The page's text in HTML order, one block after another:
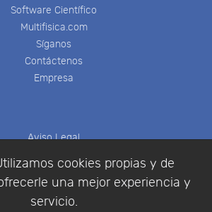
cookies propias y de
una mejor experiencia y
servicio.
Software Científico
Multifisica.com
Síganos
Contáctenos
Empresa
Aviso Legal
Política de Privacidad
Condiciones de compra
Identificarse